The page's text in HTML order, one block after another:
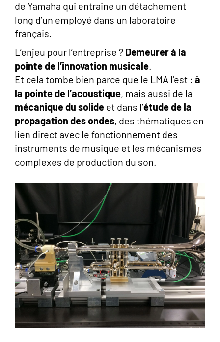
de Yamaha qui entraine un détachement
long d’un employé dans un laboratoire
français.
L’enjeu pour l’entreprise ? Demeurer à la
pointe de l’innovation musicale.
Et cela tombe bien parce que le LMA l’est : à
la pointe de l’acoustique, mais aussi de la
mécanique du solide et dans l’étude de la
propagation des ondes, des thématiques en
lien direct avec le fonctionnement des
instruments de musique et les mécanismes
complexes de production du son.